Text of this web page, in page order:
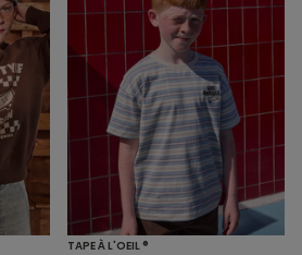
TAPE À L'OEIL ®